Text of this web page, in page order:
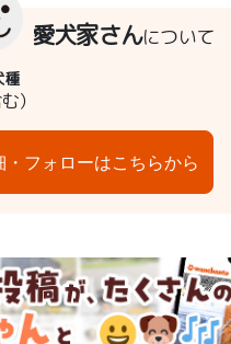
愛犬家さんについて
種
）
・フォローはこちらから